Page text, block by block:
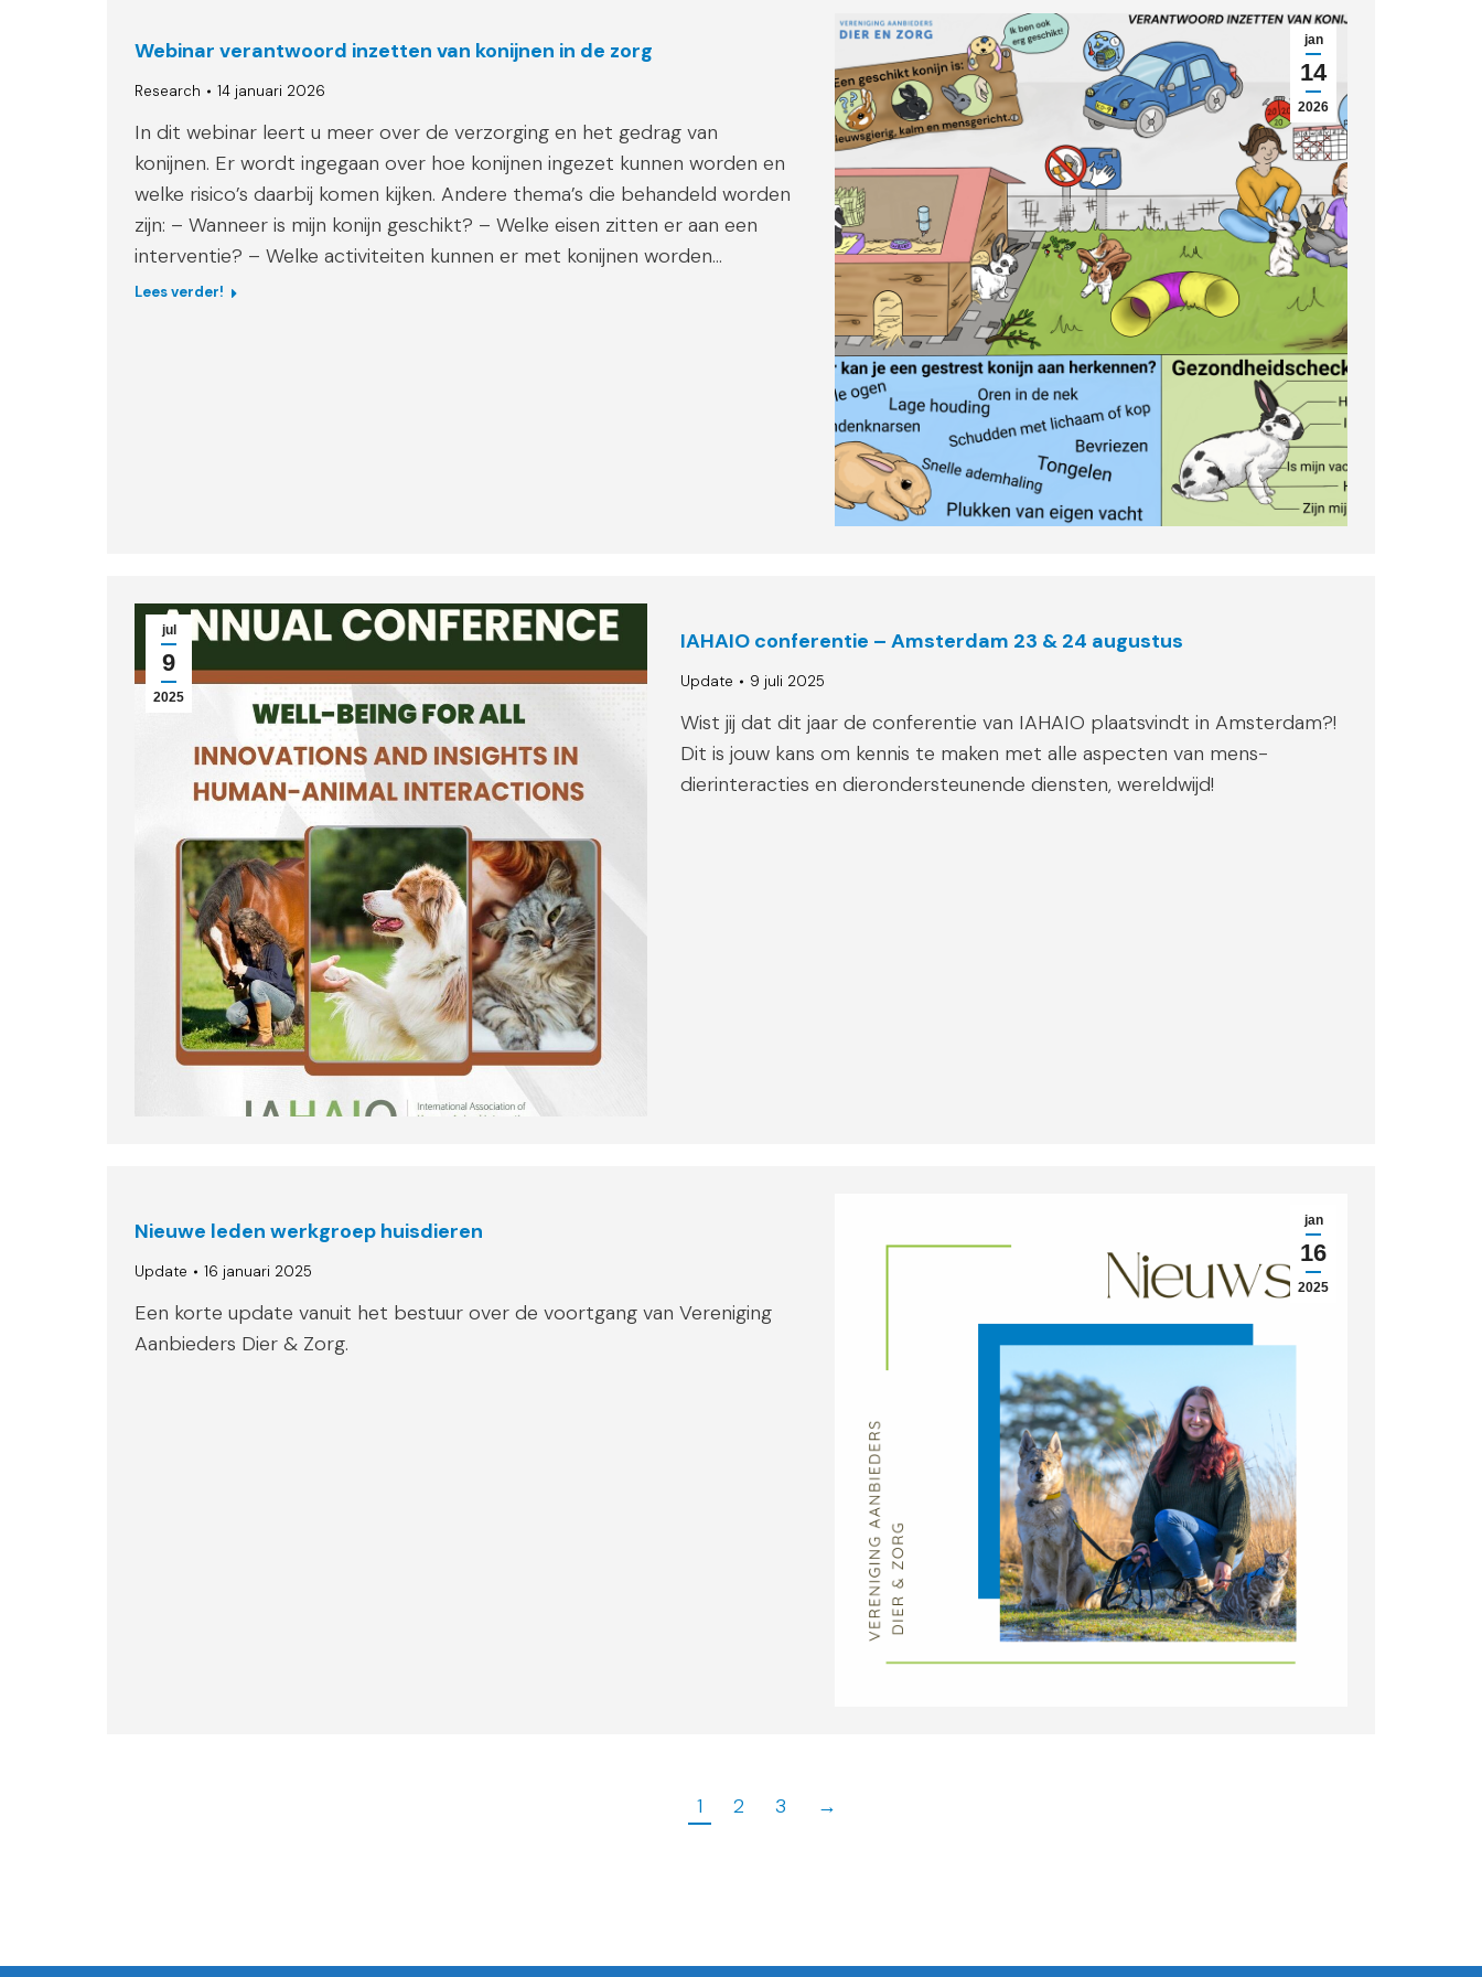
Webinar verantwoord inzetten van konijnen in de zorg
Research 14 januari 2026
In dit webinar leert u meer over de verzorging en het gedrag van
konijnen. Er wordt ingegaan over hoe konijnen ingezet kunnen worden en
welke risico’s daarbij komen kijken. Andere thema’s die behandeld worden
zijn: – Wanneer is mijn konijn geschikt? – Welke eisen zitten er aan een
interventie? – Welke activiteiten kunnen er met konijnen worden…
Lees verder!
jan
14
2026
jul
9
2025
IAHAIO conferentie – Amsterdam 23 & 24 augustus
Update 9 juli 2025
Wist jij dat dit jaar de conferentie van IAHAIO plaatsvindt in Amsterdam?!
Dit is jouw kans om kennis te maken met alle aspecten van mens-
dierinteracties en dierondersteunende diensten, wereldwijd!
Nieuwe leden werkgroep huisdieren
Update 16 januari 2025
Een korte update vanuit het bestuur over de voortgang van Vereniging
Aanbieders Dier & Zorg.
jan
16
2025
1 2 3 →